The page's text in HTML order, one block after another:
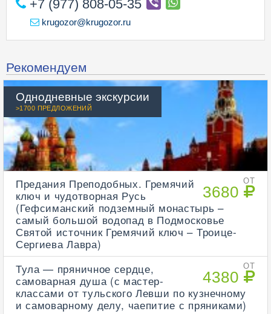
+7 (977) 808-05-35
krugozor@krugozor.ru
Рекомендуем
Однодневные экскурсии
>1700 ПРЕДЛОЖЕНИЙ
ОТ
3680
Предания Преподобных. Гремячий
ключ и чудотворная Русь
(Гефсиманский подземный монастырь –
самый большой водопад в Подмосковье
Святой источник Гремячий ключ – Троице-
Сергиева Лавра)
ОТ
4380
Тула — пряничное сердце,
самоварная душа (с мастер-
классами от тульского Левши по кузнечному
и самоварному делу, чаепитие с пряниками)